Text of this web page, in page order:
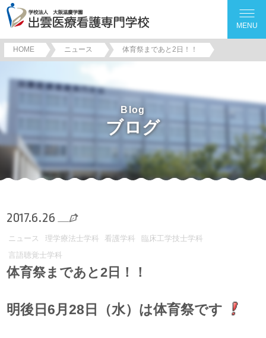
MENU
HOME ニュース 体育祭まであと2日！！
Blog
ブログ
2017.6.26
ニュース 理学療法士学科 看護学科
臨床工学技士学科
言語聴覚士学科
体育祭まであと2日！！
明後日6月28日（水）は体育祭です